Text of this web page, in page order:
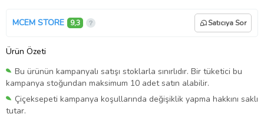
MCEM STORE 9,3 Satıcıya Sor
Ürün Özeti
Bu ürünün kampanyalı satışı stoklarla sınırlıdır. Bir tüketici bu
kampanya stoğundan maksimum 10 adet satın alabilir.
Çiçeksepeti kampanya koşullarında değişiklik yapma hakkını saklı
tutar.